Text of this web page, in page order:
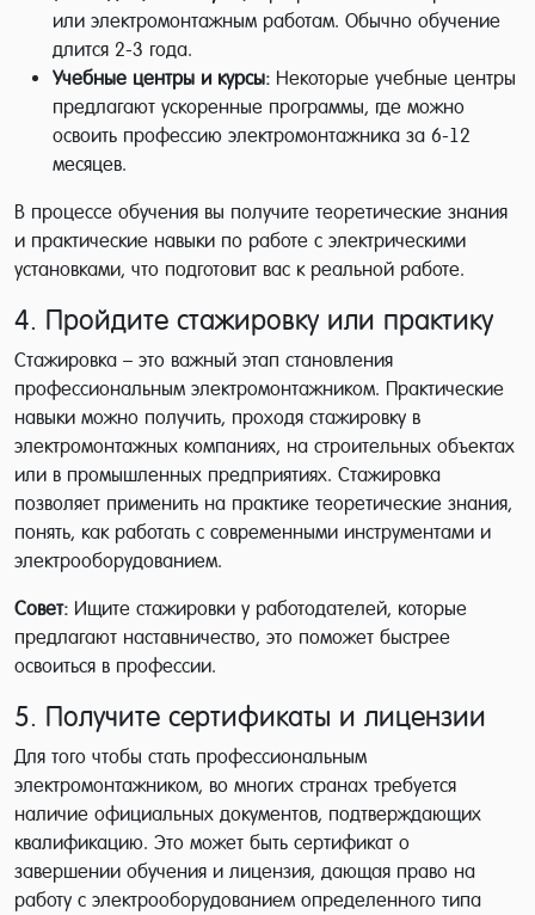
или электромонтажным работам. Обычно обучение
длится 2-3 года.
Учебные центры и курсы: Некоторые учебные центры
предлагают ускоренные программы, где можно
освоить профессию электромонтажника за 6-12
месяцев.
В процессе обучения вы получите теоретические знания
и практические навыки по работе с электрическими
установками, что подготовит вас к реальной работе.
4. Пройдите стажировку или практику
Стажировка – это важный этап становления
профессиональным электромонтажником. Практические
навыки можно получить, проходя стажировку в
электромонтажных компаниях, на строительных объектах
или в промышленных предприятиях. Стажировка
позволяет применить на практике теоретические знания,
понять, как работать с современными инструментами и
электрооборудованием.
Совет: Ищите стажировки у работодателей, которые
предлагают наставничество, это поможет быстрее
освоиться в профессии.
5. Получите сертификаты и лицензии
Для того чтобы стать профессиональным
электромонтажником, во многих странах требуется
наличие официальных документов, подтверждающих
квалификацию. Это может быть сертификат о
завершении обучения и лицензия, дающая право на
работу с электрооборудованием определенного типа